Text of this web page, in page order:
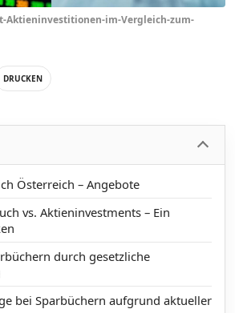
Aktieninvestitionen-im-Vergleich-zum-
DRUCKEN
Österreich – Angebote
vs. Aktieninvestments – Ein
durch gesetzliche
bei Sparbüchern aufgrund aktueller